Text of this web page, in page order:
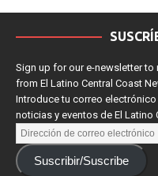
Sign up for our e-newsletter to
from El Latino Central Coast
Introduce tu correo
noticias y eventos de El Latino